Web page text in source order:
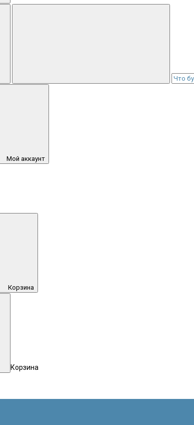
Мой аккаунт
Корзина
Корзина